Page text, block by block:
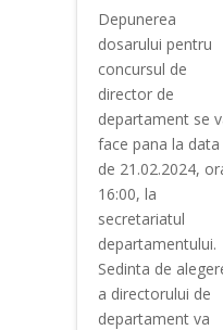
Depunerea
dosarului pentru
concursul de
director de
departament se
face pana la data
de 21.02.2024,
16:00, la
secretariatul
departamentului.
Sedinta de
a directorului de
departament va